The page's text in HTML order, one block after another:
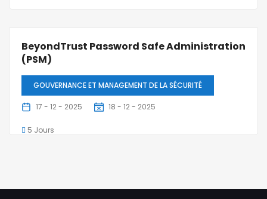
BeyondTrust Password Safe Administration
(PSM)
GOUVERNANCE ET MANAGEMENT DE LA SÉCURITÉ
17 - 12 - 2025 18 - 12 - 2025
5 Jours